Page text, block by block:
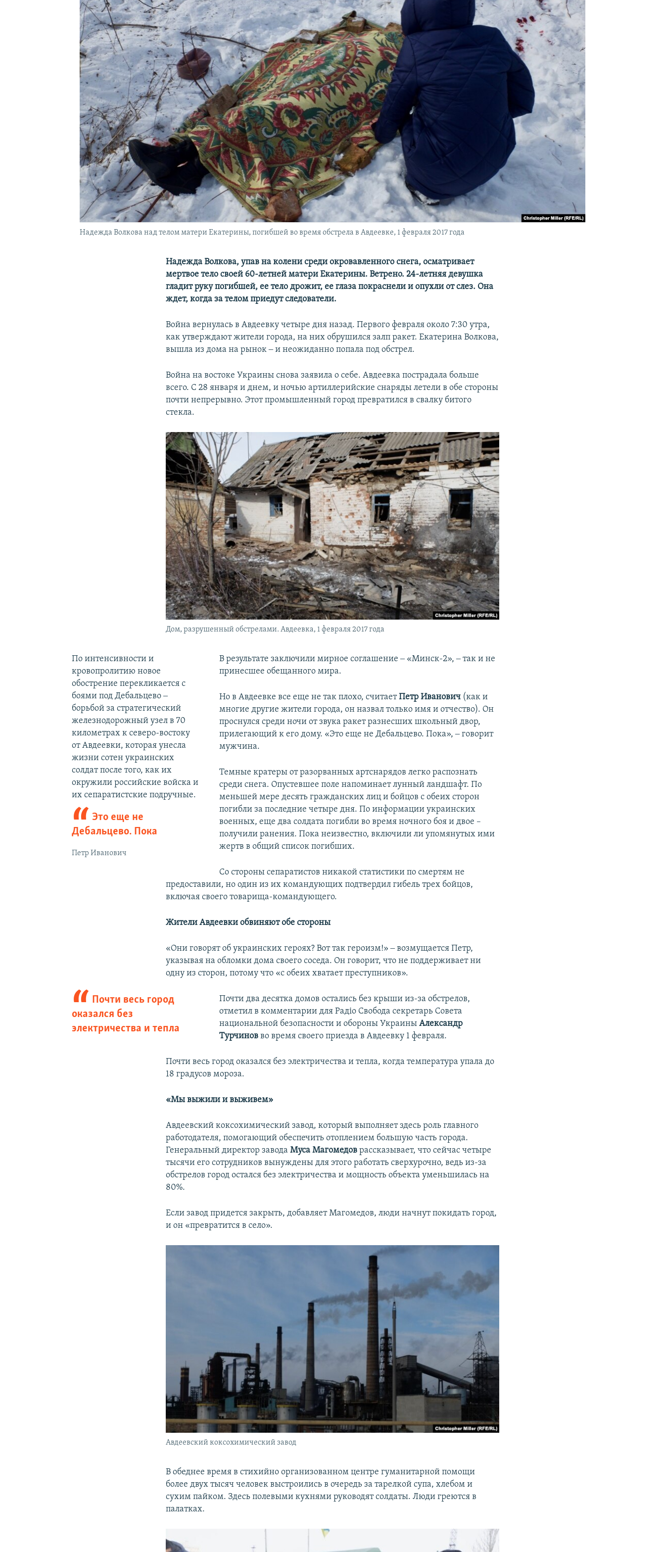
КРЫМ.НЕПОКОРЕННЫЙ
УКРАИНСКАЯ ПРОБЛЕМА КРЫМА
Надежда Волкова над телом матери Екатерины, погибшей во время обстрела в Авдеевке, 1 февраля 2017 года
Надежда Волкова, упав на колени среди окровавленного снега, осматривает
мертвое тело своей 60-летней матери Екатерины. Ветрено. 24-летняя девушка
гладит руку погибшей, ее тело дрожит, ее глаза покраснели и опухли от слез. Она
ждет, когда за телом приедут следователи.
Война вернулась в Авдеевку четыре дня назад. Первого февраля около 7:30 утра,
как утверждают жители города, на них обрушился залп ракет. Екатерина Волкова,
вышла из дома на рынок ‒ и неожиданно попала под обстрел.
Война на востоке Украины снова заявила о себе. Авдеевка пострадала больше
всего. С 28 января и днем, и ночью артиллерийские снаряды летели в обе стороны
почти непрерывно. Этот промышленный город превратился в свалку битого
стекла.
Дом, разрушенный обстрелами. Авдеевка, 1 февраля 2017 года
По интенсивности и
кровопролитию новое
обострение перекликается с
боями под Дебальцево ‒
борьбой за стратегический
железнодорожный узел в 70
километрах к северо-востоку
от Авдеевки, которая унесла
жизни сотен украинских
солдат после того, как их
окружили российские войска и
их сепаратистские подручные.
В результате заключили мирное соглашение ‒ «Минск-2», ‒ так и не
принесшее обещанного мира.
Это еще не
Дебальцево. Пока
Петр Иванович
Но в Авдеевке все еще не так плохо, считаетПетр Иванович(как и
многие другие жители города, он назвал только имя и отчество). Он
проснулся среди ночи от звука ракет разнесших школьный двор,
прилегающий к его дому. «Это еще не Дебальцево. Пока», ‒ говорит
мужчина.
Темные кратеры от разорванных артснарядов легко распознать
среди снега. Опустевшее поле напоминает лунный ландшафт. По
меньшей мере десять гражданских лиц и бойцов с обеих сторон
погибли за последние четыре дня. По информации украинских
военных, еще два солдата погибли во время ночного боя и двое –
получили ранения. Пока неизвестно, включили ли упомянутых ими
жертв в общий список погибших.
Со стороны сепаратистов никакой статистики по смертям не
предоставили, но один из их командующих подтвердил гибель трех бойцов,
включая своего товарища-командующего.
Жители Авдеевки обвиняют обе стороны
«Они говорят об украинских героях? Вот так героизм!» ‒ возмущается Петр,
указывая на обломки дома своего соседа. Он говорит, что не поддерживает ни
одну из сторон, потому что «с обеих хватает преступников».
Почти весь город
оказался без
электричества и тепла
Почти два десятка домов остались без крыши из-за обстрелов,
отметил в комментарии для Радіо Свобода секретарь Совета
национальной безопасности и обороны Украины Александр
Турчиновво время своего приезда в Авдеевку 1 февраля.
Почти весь город оказался без электричества и тепла, когда температура упала до
18 градусов мороза.
«Мы выжили и выживем»
Авдеевский коксохимический завод, который выполняет здесь роль главного
работодателя, помогающий обеспечить отоплением большую часть города.
Генеральный директор заводаМуса Магомедов рассказывает, что сейчас четыре
тысячи его сотрудников вынуждены для этого работать сверхурочно, ведь из-за
обстрелов город остался без электричества и мощность объекта уменьшилась на
80%.
Если завод придется закрыть, добавляет Магомедов, люди начнут покидать город,
и он «превратится в село».
Авдеевский коксохимический завод
В обеднее время в стихийно организованном центре гуманитарной помощи
более двух тысяч человек выстроились в очередь за тарелкой супа, хлебом и
сухим пайком. Здесь полевыми кухнями руководят солдаты. Люди греются в
палатках.